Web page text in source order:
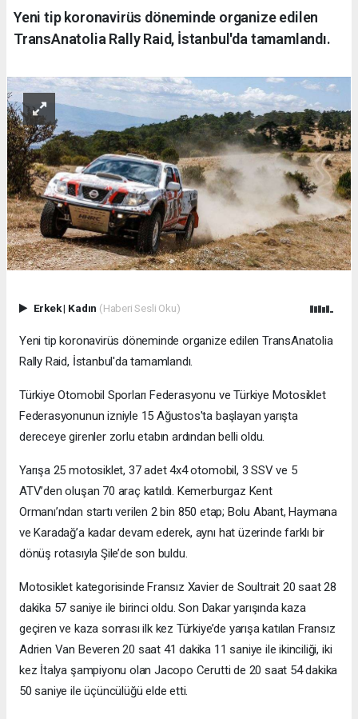
Yeni tip koronavirüs döneminde organize edilen
TransAnatolia Rally Raid, İstanbul'da tamamlandı.
Erkek| Kadın (Haberi Sesli Oku)
Yeni tip koronavirüs döneminde organize edilen TransAnatolia
Rally Raid, İstanbul'da tamamlandı.
Türkiye Otomobil Sporları Federasyonu ve Türkiye Motosiklet
Federasyonunun izniyle 15 Ağustos'ta başlayan yarışta
dereceye girenler zorlu etabın ardından belli oldu.
Yarışa 25 motosiklet, 37 adet 4x4 otomobil, 3 SSV ve 5
ATV’den oluşan 70 araç katıldı. Kemerburgaz Kent
Ormanı’ndan startı verilen 2 bin 850 etap; Bolu Abant, Haymana
ve Karadağ’a kadar devam ederek, aynı hat üzerinde farklı bir
dönüş rotasıyla Şile’de son buldu.
Motosiklet kategorisinde Fransız Xavier de Soultrait 20 saat 28
dakika 57 saniye ile birinci oldu. Son Dakar yarışında kaza
geçiren ve kaza sonrası ilk kez Türkiye’de yarışa katılan Fransız
Adrien Van Beveren 20 saat 41 dakika 11 saniye ile ikinciliği, iki
kez İtalya şampiyonu olan Jacopo Cerutti de 20 saat 54 dakika
50 saniye ile üçüncülüğü elde etti.